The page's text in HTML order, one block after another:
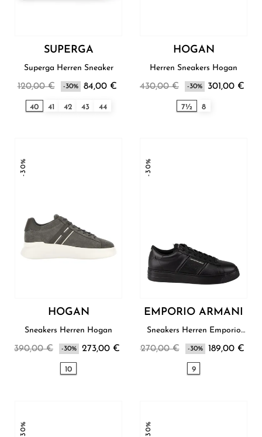
SUPERGA
Superga Herren Sneaker
120,00 € -30% 84,00 €
40 41 42 43 44
HOGAN
Herren Sneakers Hogan
430,00 € -30% 301,00 €
7½ 8
-30%
HOGAN
Sneakers Herren Hogan
390,00 € -30% 273,00 €
10
-30%
EMPORIO ARMANI
Sneakers Herren Emporio
270,00 € -30% 189,00 €
9
-30% -30%